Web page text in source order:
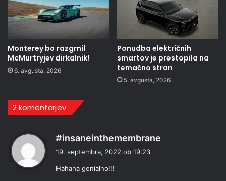
Monterey bo razgrnil
McMurtryjev dirkalnik!
6. avgusta, 2026
Ponudba električnih
smartov je prestopila na
temačno stran
5. avgusta, 2026
2 komentarjev
#insaneinthemembrane
19. septembra, 2022 ob 19:23
Hahaha genialno!!!